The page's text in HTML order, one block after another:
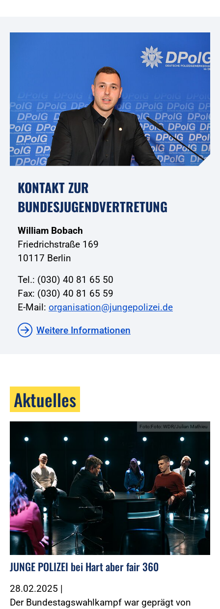
KONTAKT ZUR
BUNDESJUGENDVERTRETUNG
William Bobach
Friedrichstraße 169
10117 Berlin
Tel.: (030) 40 81 65 50
Fax: (030) 40 81 65 59
E-Mail: organisation@jungepolizei.de
Weitere Informationen
Aktuelles
Foto:Foto: WDR/Julian Mathieu
JUNGE POLIZEI bei Hart aber fair 360
28.02.2025 |
Der Bundestagswahlkampf war geprägt von